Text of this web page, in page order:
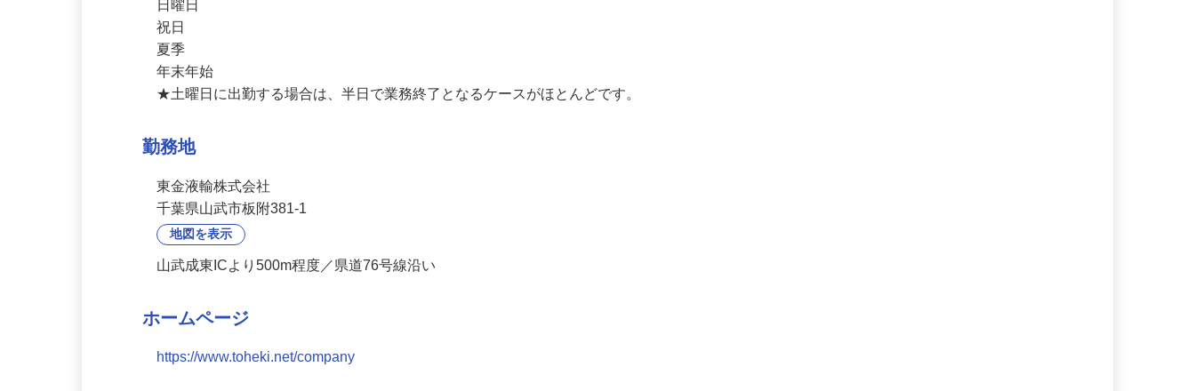
土曜日（月1～2回）
日曜日
祝日
夏季
★土曜日に出勤する場合は、半日で業務終了となるケースがほとんどです。
勤務地
東金液輸株式会社
千葉県山武市板附381-1
山武成東ICより500m程度／県道76号線沿い
ホームページ